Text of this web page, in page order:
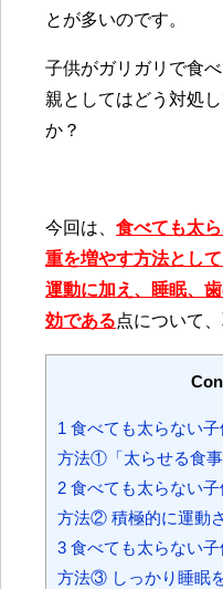
とが多いのです。
子供がガリガリで食
親としてはどう対処
か？
今回は、 食べても太
重を増やす方法とし
運動に加え、睡眠、
効である点について、
1 食べても太らない
方法①「太らせる食
2 食べても太らない
方法② 積極的に運動
3 食べても太らない
方法③ しっかり睡眠